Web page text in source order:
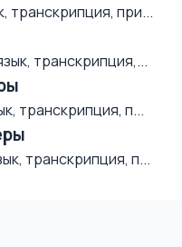
транскрипция, при...
транскрипция,...
транскрипция, п...
транскрипция, п...